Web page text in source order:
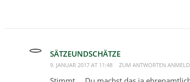
SÄTZEUNDSCHÄTZE
9. JANUAR 2017 AT 11:48 ZUM ANTWORTEN